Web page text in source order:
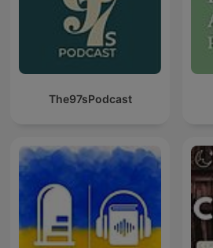
The97sPodcast